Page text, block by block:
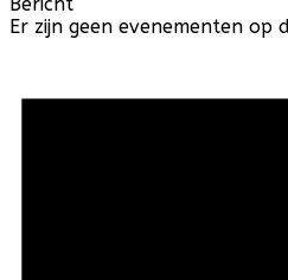
Er zijn geen evenementen op